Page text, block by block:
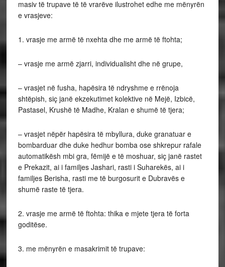
masiv të trupave të të vrarëve ilustrohet edhe me mënyrën
e vrasjeve:
1. vrasje me armë të nxehta dhe me armë të ftohta;
– vrasje me armë zjarri, individualisht dhe në grupe,
– vrasjet në fusha, hapësira të ndryshme e rrënoja
shtëpish, siç janë ekzekutimet kolektive në Mejë, Izbicë,
Pastasel, Krushë të Madhe, Kralan e shumë të tjera;
– vrasjet nëpër hapësira të mbyllura, duke granatuar e
bombarduar dhe duke hedhur bomba ose shkrepur rafale
automatikësh mbi gra, fëmijë e të moshuar, siç janë rastet
e Prekazit, ai i familjes Jashari, rasti i Suharekës, ai i
familjes Berisha, rasti me të burgosurit e Dubravës e
shumë raste të tjera.
2. vrasje me armë të ftohta: thika e mjete tjera të forta
goditëse.
3. me mënyrën e masakrimit të trupave: